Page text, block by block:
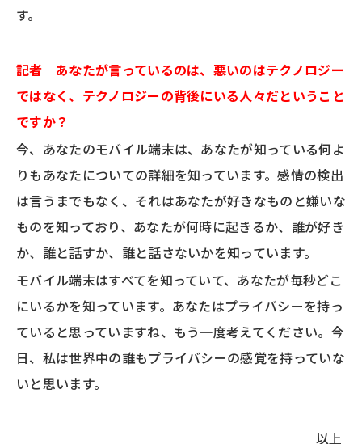
す。
記者 あなたが言っているのは、悪いのはテクノロジー
ではなく、テクノロジーの背後にいる人々だということ
ですか？
今、あなたのモバイル端末は、あなたが知っている何よ
りもあなたについての詳細を知っています。感情の検出
は言うまでもなく、それはあなたが好きなものと嫌いな
ものを知っており、あなたが何時に起きるか、誰が好き
か、誰と話すか、誰と話さないかを知っています。
モバイル端末はすべてを知っていて、あなたが毎秒どこ
にいるかを知っています。あなたはプライバシーを持っ
ていると思っていますね、もう一度考えてください。今
日、私は世界中の誰もプライバシーの感覚を持っていな
いと思います。
以上